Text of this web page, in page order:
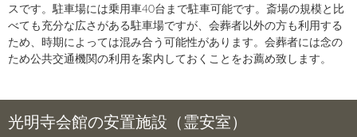
スです。駐車場には乗用車40台まで駐車可能です。斎場の規模と比
べても充分な広さがある駐車場ですが、会葬者以外の方も利用する
ため、時期によっては混み合う可能性があります。会葬者には念の
ため公共交通機関の利用を案内しておくことをお薦め致します。
光明寺会館の安置施設（霊安室）